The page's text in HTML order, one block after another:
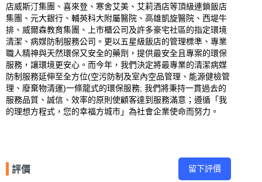
店威斯汀集團、喜來登、寒舍艾美、艾莉酒店等頂級連鎖飯店
集團、元大銀行、輔英科大附屬醫院、高雄凱旋醫院、西堤牛
排、威爾森教育集團、上市櫃公司及許多豪宅社區的指定環境
清潔、病媒防制服務公司。更以五星級飯店的管理標準、專業
職人精神與天然環保又安全的藥劑，提供最安全且專案的環保
服務，讓環境更安心。而今年，我們決定將最專業的清潔病媒
防制服務延伸至全方位(空污防制及室內空品管理、能源健檢管
理、廢棄物清運)一條龍式的環保服務; 我們將秉持一貫過去的
服務品質、誠信、效率的原則使顧客達到服務滿意；遵循「我
的理想方程式，您的幸福方城市」為社會企業使命而努力。
評價 留下評價